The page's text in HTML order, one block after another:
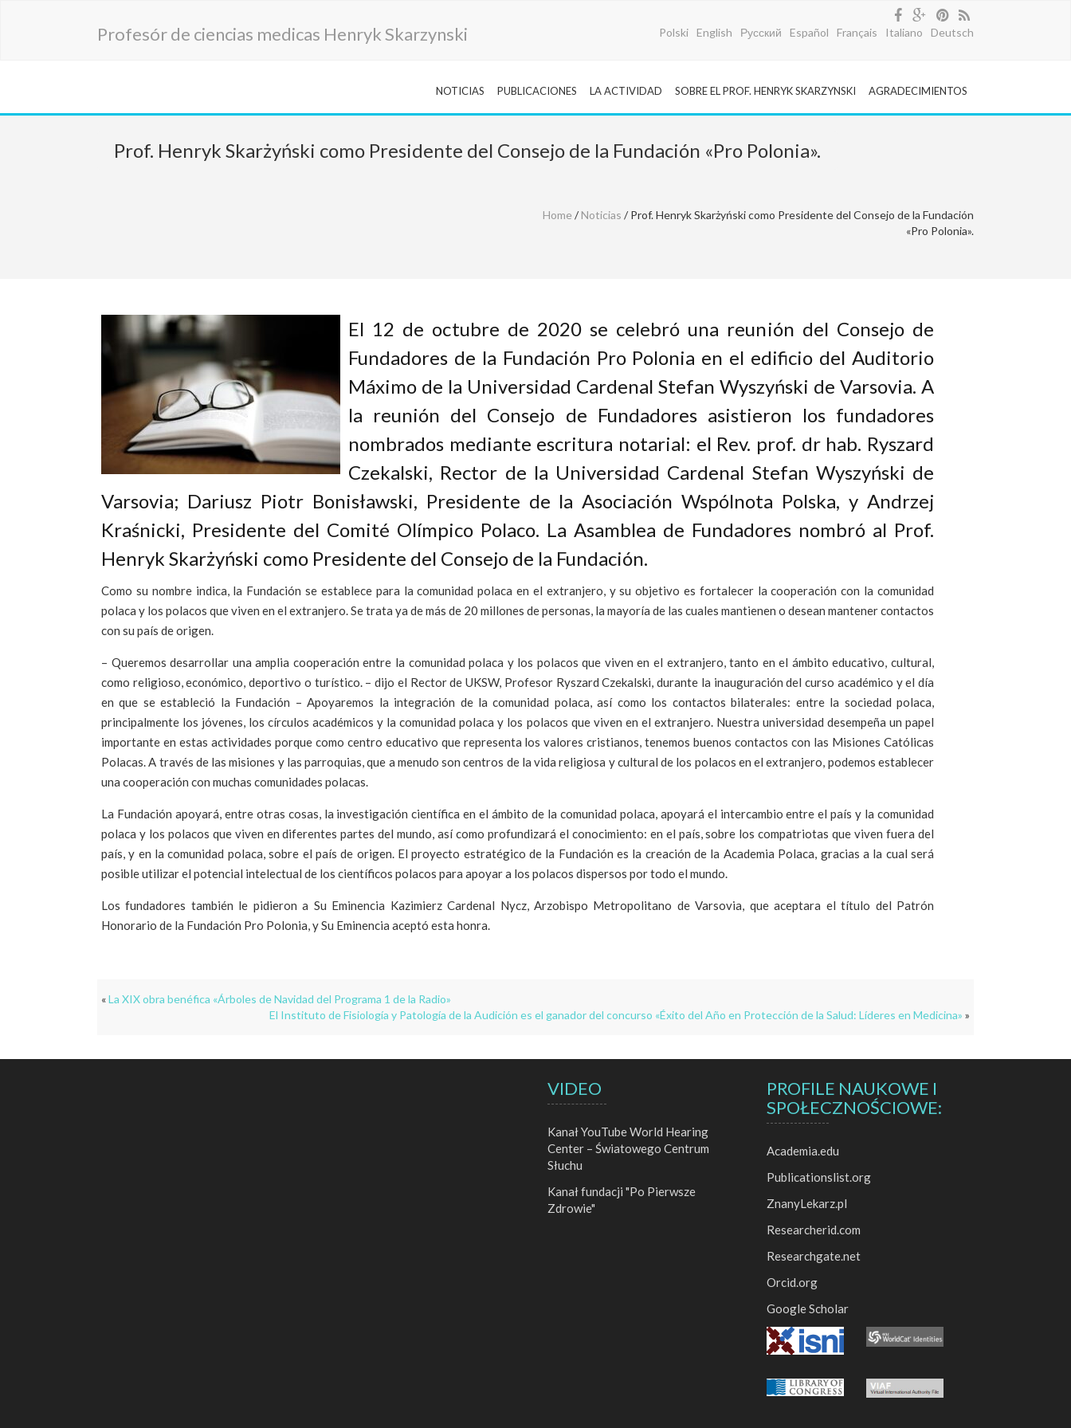
Profesór de ciencias medicas Henryk Skarzynski Polski English Русский Español Français Italiano Deutsch
NOTICIAS PUBLICACIONES LA ACTIVIDAD SOBRE EL PROF. HENRYK SKARZYNSKI AGRADECIMIENTOS
Prof. Henryk Skarżyński como Presidente del Consejo de la Fundación «Pro Polonia».
Home / Noticias / Prof. Henryk Skarżyński como Presidente del Consejo de la Fundación
«Pro Polonia».
El 12 de octubre de 2020 se celebró una reunión del Consejo de
Fundadores de la Fundación Pro Polonia en el edificio del Auditorio
Máximo de la Universidad Cardenal Stefan Wyszyński de Varsovia. A
la reunión del Consejo de Fundadores asistieron los fundadores
nombrados mediante escritura notarial: el Rev. prof. dr hab. Ryszard
Czekalski, Rector de la Universidad Cardenal Stefan Wyszyński de
Varsovia; Dariusz Piotr Bonisławski, Presidente de la Asociación Wspólnota Polska, y Andrzej
Kraśnicki, Presidente del Comité Olímpico Polaco. La Asamblea de Fundadores nombró al Prof.
Henryk Skarżyński como Presidente del Consejo de la Fundación.
Como su nombre indica, la Fundación se establece para la comunidad polaca en el extranjero, y su objetivo es fortalecer la cooperación con la comunidad
polaca y los polacos que viven en el extranjero. Se trata ya de más de 20 millones de personas, la mayoría de las cuales mantienen o desean mantener contactos
con su país de origen.
– Queremos desarrollar una amplia cooperación entre la comunidad polaca y los polacos que viven en el extranjero, tanto en el ámbito educativo, cultural,
como religioso, económico, deportivo o turístico. – dijo el Rector de UKSW, Profesor Ryszard Czekalski, durante la inauguración del curso académico y el día
en que se estableció la Fundación – Apoyaremos la integración de la comunidad polaca, así como los contactos bilaterales: entre la sociedad polaca,
principalmente los jóvenes, los círculos académicos y la comunidad polaca y los polacos que viven en el extranjero. Nuestra universidad desempeña un papel
importante en estas actividades porque como centro educativo que representa los valores cristianos, tenemos buenos contactos con las Misiones Católicas
Polacas. A través de las misiones y las parroquias, que a menudo son centros de la vida religiosa y cultural de los polacos en el extranjero, podemos establecer
una cooperación con muchas comunidades polacas.
La Fundación apoyará, entre otras cosas, la investigación científica en el ámbito de la comunidad polaca, apoyará el intercambio entre el país y la comunidad
polaca y los polacos que viven en diferentes partes del mundo, así como profundizará el conocimiento: en el país, sobre los compatriotas que viven fuera del
país, y en la comunidad polaca, sobre el país de origen. El proyecto estratégico de la Fundación es la creación de la Academia Polaca, gracias a la cual será
posible utilizar el potencial intelectual de los científicos polacos para apoyar a los polacos dispersos por todo el mundo.
Los fundadores también le pidieron a Su Eminencia Kazimierz Cardenal Nycz, Arzobispo Metropolitano de Varsovia, que aceptara el título del Patrón
Honorario de la Fundación Pro Polonia, y Su Eminencia aceptó esta honra.
«La XIX obra benéfica «Árboles de Navidad del Programa 1 de la Radio»
El Instituto de Fisiología y Patología de la Audición es el ganador del concurso «Éxito del Año en Protección de la Salud: Líderes en Medicina» »
VIDEO
Kanał YouTube World Hearing
Center – Światowego Centrum
Słuchu
Kanał fundacji "Po Pierwsze
Zdrowie"
PROFILE NAUKOWE I
SPOŁECZNOŚCIOWE:
Academia.edu
Publicationslist.org
ZnanyLekarz.pl
Researcherid.com
Researchgate.net
Orcid.org
Google Scholar